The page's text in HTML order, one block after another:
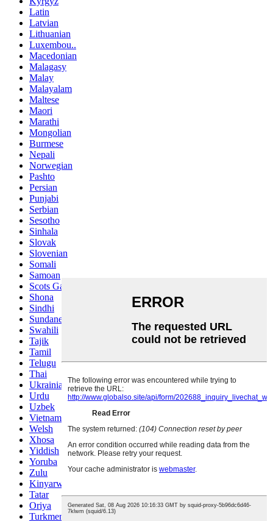
Latin
Latvian
Lithuanian
Luxembou..
Macedonian
Malagasy
Malay
Malayalam
Maltese
Maori
Marathi
Mongolian
Burmese
Nepali
Norwegian
Pashto
Persian
Punjabi
Serbian
Sesotho
Sinhala
Slovak
Slovenian
Somali
Samoan
Scots Gaelic
Shona
Sindhi
Sundanese
Swahili
Tajik
Tamil
Telugu
Thai
Ukrainian
Urdu
Uzbek
Vietnamese
Welsh
Xhosa
Yiddish
Yoruba
Zulu
Kinyarwanda
Tatar
Oriya
Turkmen